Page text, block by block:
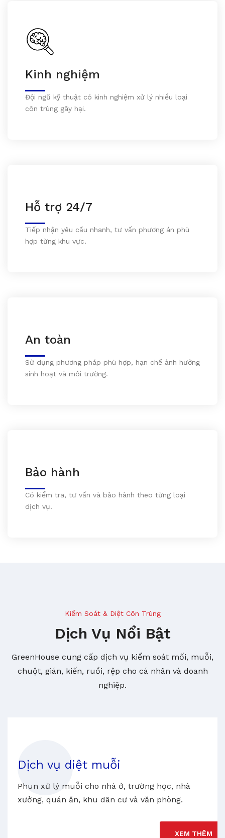
Kinh nghiệm
Đội ngũ kỹ thuật có kinh nghiệm xử lý nhiều loại
côn trùng gây hại.
Hỗ trợ 24/7
Tiếp nhận yêu cầu nhanh, tư vấn phương án phù
hợp từng khu vực.
An toàn
Sử dụng phương pháp phù hợp, hạn chế ảnh hưởng
sinh hoạt và môi trường.
Bảo hành
Có kiểm tra, tư vấn và bảo hành theo từng loại
dịch vụ.
Kiểm Soát & Diệt Côn Trùng
Dịch Vụ Nổi Bật
GreenHouse cung cấp dịch vụ kiểm soát mối, muỗi,
chuột, gián, kiến, ruồi, rệp cho cá nhân và doanh
nghiệp.
Dịch vụ diệt muỗi
Phun xử lý muỗi cho nhà ở, trường học, nhà
xưởng, quán ăn, khu dân cư và văn phòng.
XEM THÊM